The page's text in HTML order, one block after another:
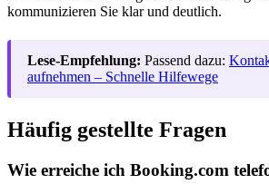
kommunizieren Sie klar und deutlich.
Lese-Empfehlung: Passend dazu:
aufnehmen – Schnelle Hilfewege
Häufig gestellte Fragen
Wie erreiche ich Booking.com